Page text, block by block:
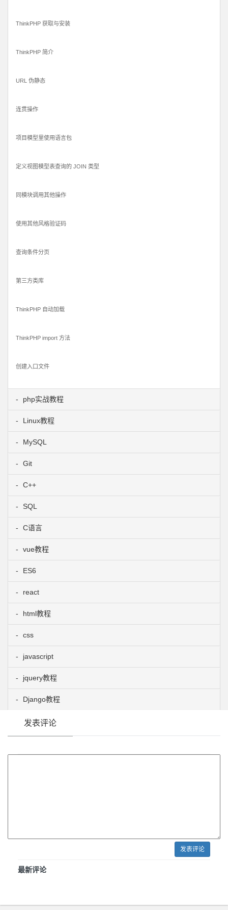
ThinkPHP 获取与安装
ThinkPHP 简介
URL 伪静态
连贯操作
项目模型里使用语言包
定义视图模型表查询的 JOIN 类型
同模块调用其他操作
使用其他风格验证码
查询条件分页
第三方类库
ThinkPHP 自动加载
ThinkPHP import 方法
创建入口文件
php实战教程
Linux教程
MySQL
Git
C++
SQL
C语言
vue教程
ES6
react
html教程
css
javascript
jquery教程
Django教程
发表评论
发表评论
最新评论